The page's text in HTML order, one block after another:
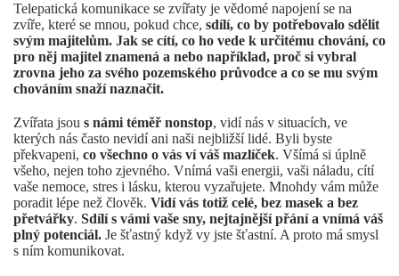
Telepatická komunikace se zvířaty je vědomé napojení se na
zvíře, které se mnou, pokud chce, sdílí, co by potřebovalo sdělit
svým majitelům. Jak se cítí, co ho vede k určitému chování, co
pro něj majitel znamená a nebo například, proč si vybral
zrovna jeho za svého pozemského průvodce a co se mu svým
chováním snaží naznačit.
Zvířata jsou s námi téměř nonstop, vidí nás v situacích, ve
kterých nás často nevidí ani naši nejbližší lidé. Byli byste
překvapeni, co všechno o vás ví váš mazlíček. Všímá si úplně
všeho, nejen toho zjevného. Vnímá vaši energii, vaši náladu, cítí
vaše nemoce, stres i lásku, kterou vyzařujete. Mnohdy vám může
poradit lépe než člověk. Vidí vás totiž celé, bez masek a bez
přetvářky. Sdílí s vámi vaše sny, nejtajnější přání a vnímá váš
plný potenciál. Je šťastný když vy jste šťastní. A proto má smysl
s ním komunikovat.